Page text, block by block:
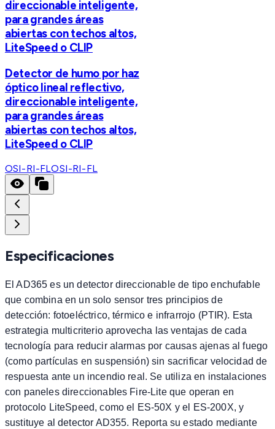
direccionable inteligente,
para grandes áreas
abiertas con techos altos,
LiteSpeed o CLIP
Detector de humo por haz
óptico lineal reflectivo,
direccionable inteligente,
para grandes áreas
abiertas con techos altos,
LiteSpeed o CLIP
OSI-RI-FLOSI-RI-FL
Especificaciones
El AD365 es un detector direccionable de tipo enchufable
que combina en un solo sensor tres principios de
detección: fotoeléctrico, térmico e infrarrojo (PTIR). Esta
estrategia multicriterio aprovecha las ventajas de cada
tecnología para reducir alarmas por causas ajenas al fuego
(como partículas en suspensión) sin sacrificar velocidad de
respuesta ante un incendio real. Se utiliza en instalaciones
con paneles direccionables Fire-Lite que operan en
protocolo LiteSpeed, como el ES-50X y el ES-200X, y
sustituye al detector AD355. Reporta su estado mediante